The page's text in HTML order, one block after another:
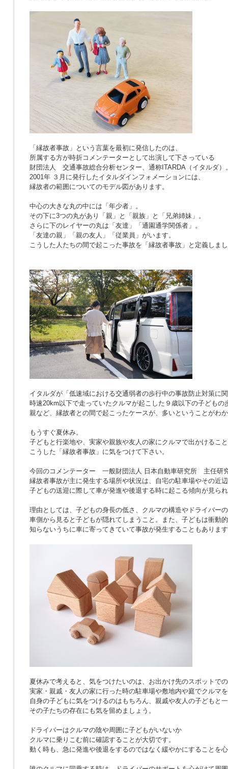
「縁故者事故」という言葉を最初に発信したのは、
所属する方が時折コメンテーターとして出演して下さっている
財団法人 交通事故総合分析センター、通称ITARDA（イタルダ）
2001年 ３月に発行したイタルダインフォメーションには、
縁故者の範囲についてのモデル図があります。
中心の大きな丸の中には「年少者」。
その下に3つの丸があり「親」と「親族」と「兄弟姉妹」。
さらに下のレイヤーの丸は「友達」「通園通学関係者」。
「友達の親」「親の友人」「従業員」がいます。
こうした人たちの間で起こった事故を「縁故者事故」と定義しま
イタルダが「低速域における交通弱者の歩行中の事故防止対策に
時速20km以下で走っていたクルマが起こした９歳以下の子どもの
親など、縁故者との間で起こったケースが、多いということがわ
もうすぐ夏休み。
子どもと行楽地や、実家や親族や友人の家にクルマで出かけるこ
こうした「縁故者事故」に気をつけて下さい。
今回のコメンテーター 一般財団法人 日本自動車研究所 主任研
縁故者事故が主に発生する場所や状況は、自宅の駐車場やその近
子どもの送迎に際して車が発進や後退する時に起こる傾向が見ら
理由としては、子どもの身長の低さ、クルマの構造やドライバー
車側から見ると子どもが隠れてしまうこと。また、子どもは衝動
知らないうちに車に寄ってきていて事故が発生することもありま
夏休みで考えると、気をつけたいのは、お出かけ先のスポットで
実家・親戚・友人の家に行った時の駐車場や敷地内や庭でクルマ
自身の子どもに気をつけるのはもちろん、親戚や友人の子どもと
その子たちの存在にも気を留めましょう。
ドライバーはクルマの陰や周囲に子どもがいないか
クルマに乗りこむ前に確認することが大切です。
動く時も、急に発進や後退をするのではなく緩やかにすることを